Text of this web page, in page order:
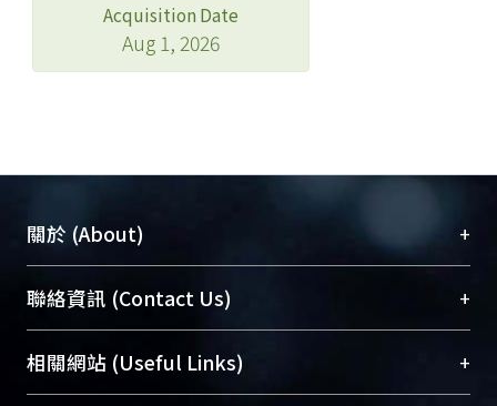
Acquisition Date
Aug 1, 2026
關於 (About) +
臺大位居世界頂尖大學之列，為永久珍藏及向國際
展現本校豐碩的研究成果及學術能量，圖書館整合
機構典藏（NTUR）與學術庫（AH）不同功能平
台，成為臺大學術典藏NTU scholars。期能整合研
聯絡資訊 (Contact Us) +
總館學科館員(Main Library)
醫學圖書館學科館員(Medical Library)
相關網站 (Useful Links) +